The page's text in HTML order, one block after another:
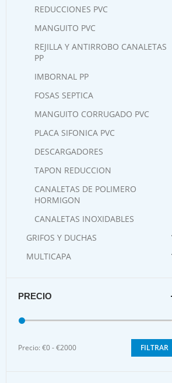
REDUCCIONES PVC
MANGUITO PVC
REJILLA Y ANTIRROBO CANALETAS
PP
IMBORNAL PP
FOSAS SEPTICA
MANGUITO CORRUGADO PVC
PLACA SIFONICA PVC
DESCARGADORES
TAPON REDUCCION
CANALETAS DE POLIMERO
HORMIGON
CANALETAS INOXIDABLES
GRIFOS Y DUCHAS
MULTICAPA
PRECIO
Precio:€0 - €2000 FILTRAR